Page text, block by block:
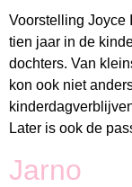
Voorstelling Joyce
tien jaar in de
dochters. Van
kon ook niet
Later is ook de
Jarno